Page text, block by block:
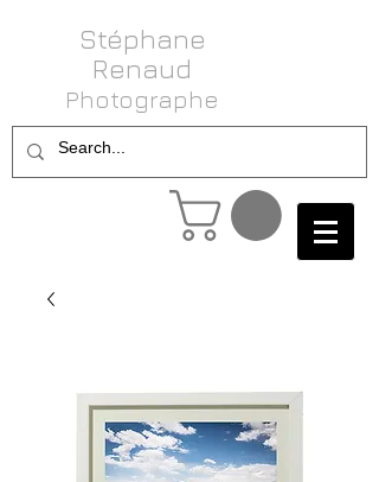
Stéphane
Renaud
Photog raphe